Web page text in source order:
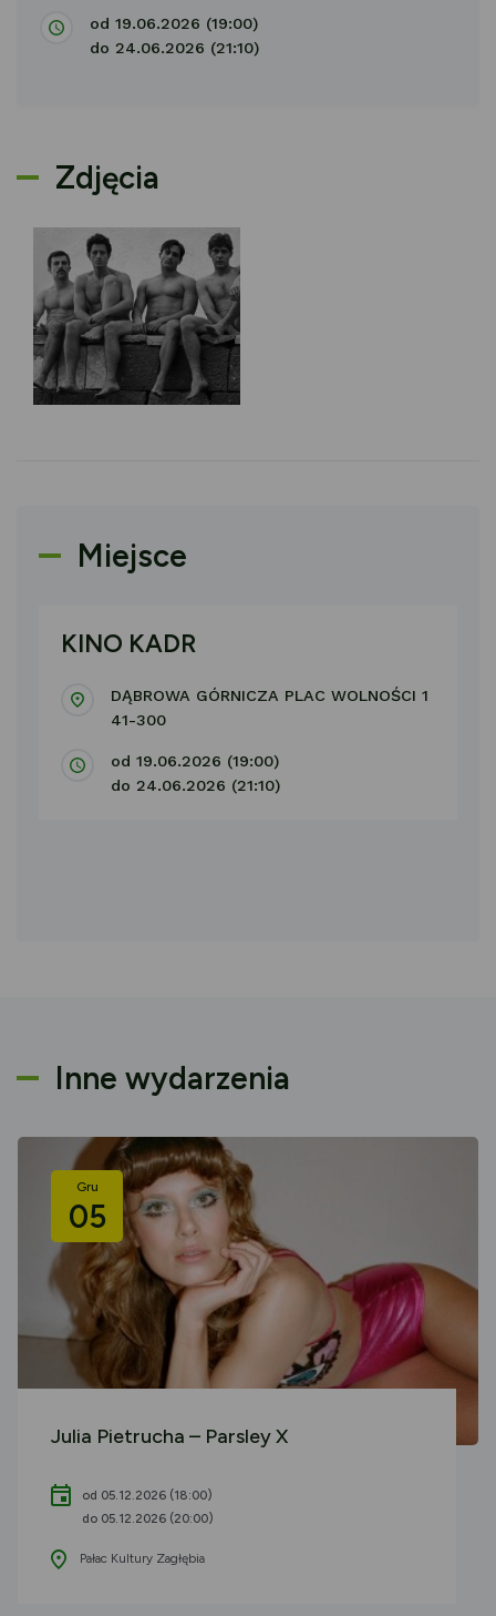
od 19.06.2026 (19:00)
do 24.06.2026 (21:10)
Zdjęcia
Miejsce
KINO KADR
DĄBROWA GÓRNICZA PLAC WOLNOŚCI 1
41-300
od 19.06.2026 (19:00)
do 24.06.2026 (21:10)
Inne wydarzenia
Gru
05
Julia Pietrucha – Parsley X
od 05.12.2026 (18:00)
do 05.12.2026 (20:00)
Pałac Kultury Zagłębia